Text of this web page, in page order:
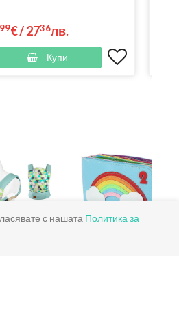
99€/2736лв.
Купи
с нашата Политика за